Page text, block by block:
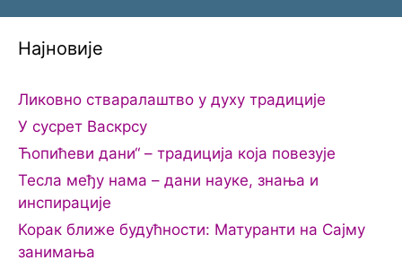
Најновије
Ликовно стваралаштво у духу традиције
У сусрет Васкрсу
Ћопићеви дани“ – традиција која повезује
Тесла међу нама – дани науке, знања и
инспирације
Корак ближе будућности: Матуранти на Сајму
занимања